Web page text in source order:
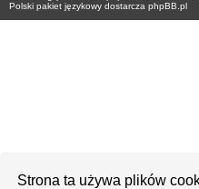
Strona ta używa plików
Polski pakiet językowy dostarcza phpBB.pl